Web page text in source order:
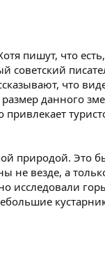
пишут, что
советский
что
данного
природой.
не везде, а
исследовали